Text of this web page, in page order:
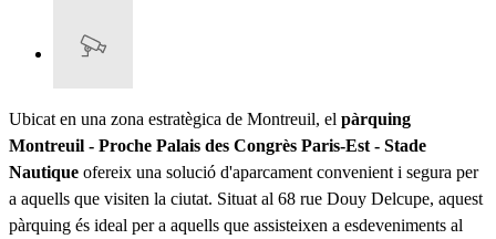
Ubicat en una zona estratègica de Montreuil, el pàrquing
Montreuil - Proche Palais des Congrès Paris-Est - Stade
Nautique ofereix una solució d'aparcament convenient i segura per
a aquells que visiten la ciutat. Situat al 68 rue Douy Delcupe, aquest
pàrquing és ideal per a aquells que assisteixen a esdeveniments al